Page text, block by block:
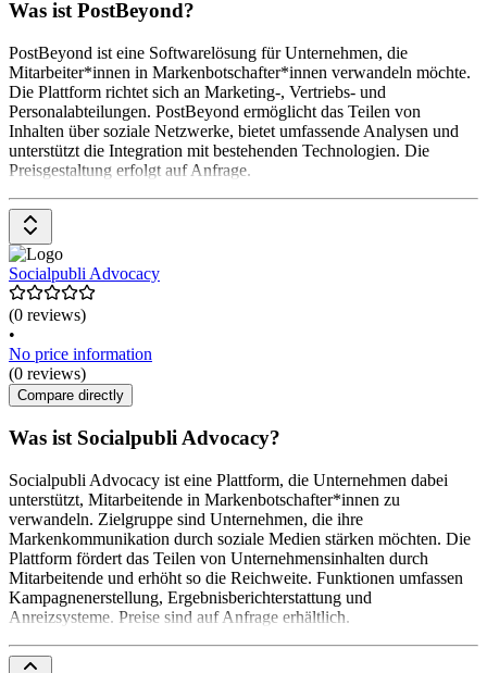
Was ist PostBeyond?
PostBeyond ist eine Softwarelösung für Unternehmen, die
Mitarbeiter*innen in Markenbotschafter*innen verwandeln möchte.
Die Plattform richtet sich an Marketing-, Vertriebs- und
Personalabteilungen. PostBeyond ermöglicht das Teilen von
Inhalten über soziale Netzwerke, bietet umfassende Analysen und
unterstützt die Integration mit bestehenden Technologien. Die
Preisgestaltung erfolgt auf Anfrage.
Socialpubli Advocacy
(0 reviews)
•
No price information
(0 reviews)
Compare directly
Was ist Socialpubli Advocacy?
Socialpubli Advocacy ist eine Plattform, die Unternehmen dabei
unterstützt, Mitarbeitende in Markenbotschafter*innen zu
verwandeln. Zielgruppe sind Unternehmen, die ihre
Markenkommunikation durch soziale Medien stärken möchten. Die
Plattform fördert das Teilen von Unternehmensinhalten durch
Mitarbeitende und erhöht so die Reichweite. Funktionen umfassen
Kampagnenerstellung, Ergebnisberichterstattung und
Anreizsysteme. Preise sind auf Anfrage erhältlich.